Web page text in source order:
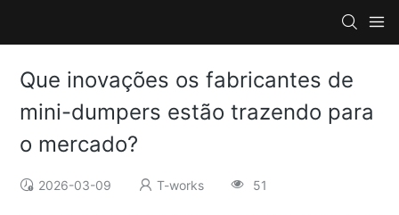
Que inovações os fabricantes de
mini-dumpers estão trazendo para
o mercado?
2026-03-09 T-works 51